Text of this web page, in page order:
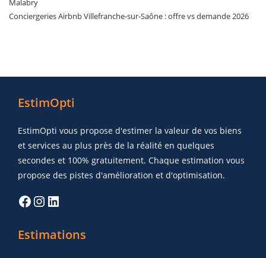
Malabry
Conciergeries Airbnb Villefranche-sur-Saône : offre vs demande 2026
EstimOpti
EstimOpti vous propose d'estimer la valeur de vos biens
et services au plus près de la réalité en quelques
secondes et 100% gratuitement. Chaque estimation vous
propose des pistes d'amélioration et d'optimisation.
Estimations